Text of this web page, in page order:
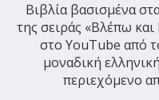
Βιβλία βασισμένα
της σειράς «Βλέπω
στο YouTube από
μοναδική
περιεχόμενο